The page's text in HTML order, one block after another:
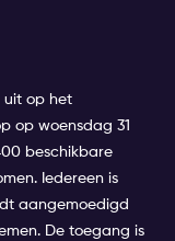
uit op het
op woensdag 31
beschikbare
Iedereen is
aangemoedigd
De toegang is